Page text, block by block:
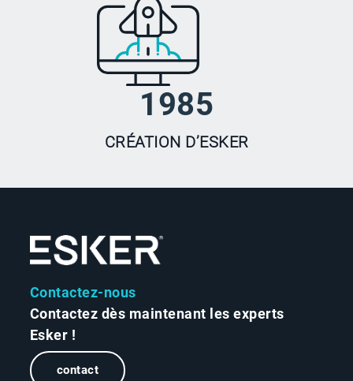
1985
CRÉATION D’ESKER
Contactez-nous
Contactez dès maintenant les experts
Esker !
contact